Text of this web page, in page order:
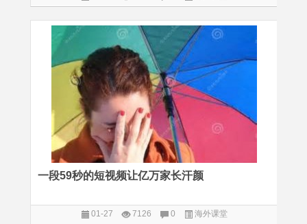
一段59秒的短视频让亿万家长汗颜
01-27 7126 0 海外课堂